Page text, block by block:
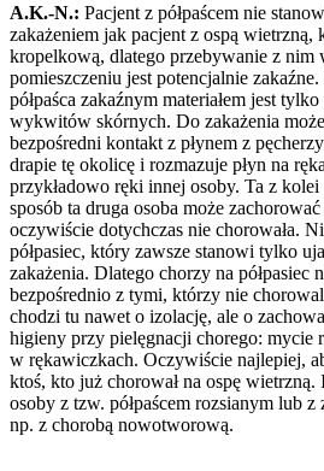
A.K.-N.: Pacjent z półpaścem nie
zakażeniem jak pacjent z ospą wietrzną,
kropelkową, dlatego przebywanie z nim
pomieszczeniu jest potencjalnie
półpaśca zakaźnym materiałem jest
wykwitów skórnych. Do zakażenia
bezpośredni kontakt z płynem z
drapie tę okolicę i rozmazuje płyn na
przykładowo ręki innej osoby. Ta z
sposób ta druga osoba może
oczywiście dotychczas nie chorowała.
półpasiec, który zawsze stanowi tylko
zakażenia. Dlatego chorzy na półpasiec
bezpośrednio z tymi, którzy nie
chodzi tu nawet o izolację, ale o
higieny przy pielęgnacji chorego: mycie
w rękawiczkach. Oczywiście najlepiej,
ktoś, kto już chorował na ospę
osoby z tzw. półpaścem rozsianym lub
np. z chorobą nowotworową.